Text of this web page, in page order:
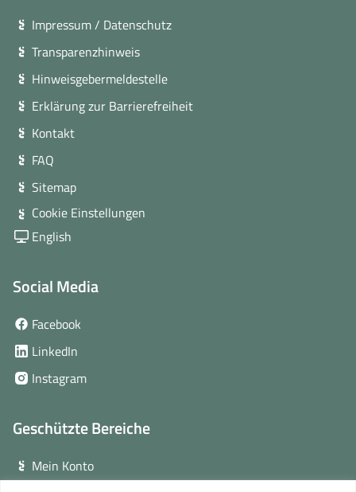
Impressum / Datenschutz
Transparenzhinweis
Hinweisgebermeldestelle
Erklärung zur Barrierefreiheit
Kontakt
FAQ
Sitemap
Cookie Einstellungen
English
Social Media
Facebook
Fenster)
LinkedIn
neuem
Instagram(öffnet
Fenster)
Geschützte Bereiche
Mein Konto